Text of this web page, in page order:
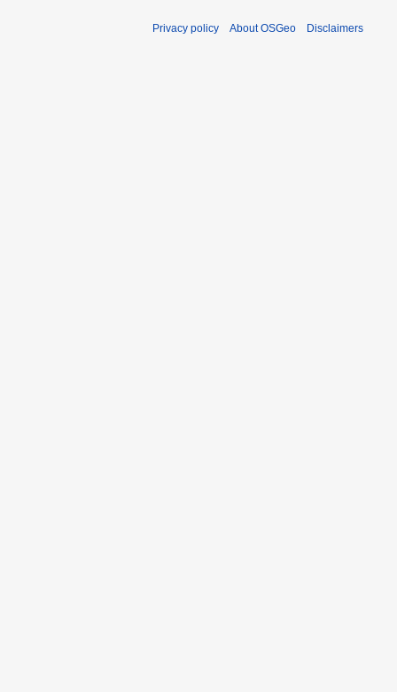
Privacy policy About OSGeo Disclaimers